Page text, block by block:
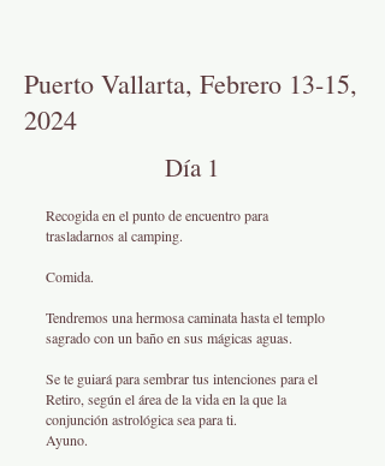
Puerto Vallarta, Febrero 13-15,
2024
Día 1
Recogida en el punto de encuentro para
trasladarnos al camping.
Comida.
Tendremos una hermosa caminata hasta el templo
sagrado con un baño en sus mágicas aguas.
Se te guiará para sembrar tus intenciones para el
Retiro, según el área de la vida en la que la
conjunción astrológica sea para ti.
Ayuno.